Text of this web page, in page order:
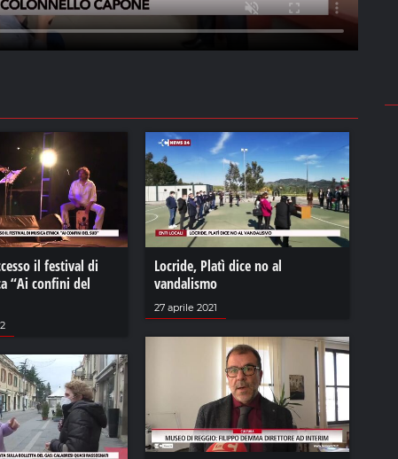
il festival di
“Ai confini del
Locride, Platì dice no al
vandalismo
27 aprile 2021